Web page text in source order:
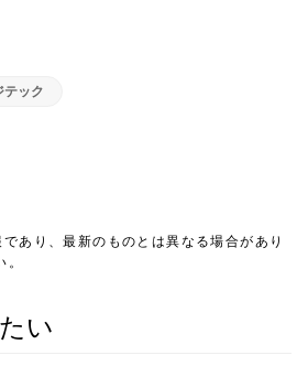
テック
あり、最新のものとは異なる場合があり
い